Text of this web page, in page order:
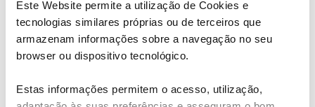
Este Website permite a utilização de Cookies e
tecnologias similares próprias ou de terceiros que
armazenam informações sobre a navegação no seu
browser ou dispositivo tecnológico.
Estas informações permitem o acesso, utilização,
máximo de terreno possível sem, com isso, colocar
em risco mais um resultado. Ainda assim, o piloto da
Hyundai apresentou-se um pouco mais irregular
hoje, o que contribuiu para o dilatar da diferença
Quem
fecha o pódio
provisório, a 28,8s de Evans, é